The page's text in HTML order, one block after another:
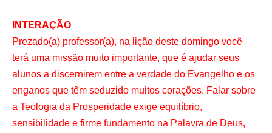
INTERAÇÃO
Prezado(a) professor(a), na lição deste domingo você
terá uma missão muito importante, que é ajudar seus
alunos a discernirem entre a verdade do Evangelho e os
enganos que têm seduzido muitos corações. Falar sobre
a Teologia da Prosperidade exige equilíbrio,
sensibilidade e firme fundamento na Palavra de Deus,